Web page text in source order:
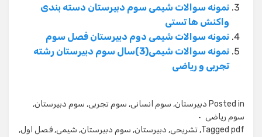
نمونه سوالات شیمی سوم دبیرستان دسته بندی
واکنش ها تستی
نمونه سوالات شیمی دوم دبیرستان فصل سوم
نمونه سوالات شیمی(3)سال سوم دبیرستان رشته
تجربی و ریاضی
Posted in دبیرستان, سوم انسانی, سوم تجربی, سوم دبیرستان,
سوم ریاضی
Tagged pdf
, تشریحی, دبیرستان, سوم دبیرستان, شیمی, فصل اول,